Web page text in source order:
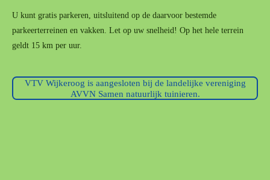
U kunt gratis parkeren, uitsluitend op de daarvoor bestemde
parkeerterreinen en vakken. Let op uw snelheid! Op het hele terrein
geldt 15 km per uur.
VTV Wijkeroog is aangesloten bij de landelijke vereniging
AVVN Samen natuurlijk tuinieren.